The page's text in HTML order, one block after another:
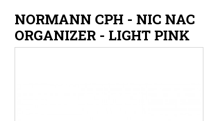
NORMANN CPH - NIC NAC
ORGANIZER - LIGHT PINK